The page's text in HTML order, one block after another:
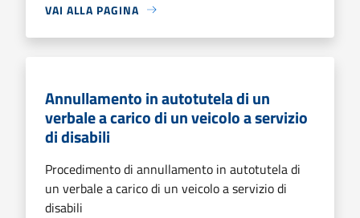
VAI ALLA PAGINA
Annullamento in autotutela di un
verbale a carico di un veicolo a servizio
di disabili
Procedimento di annullamento in autotutela di
un verbale a carico di un veicolo a servizio di
disabili